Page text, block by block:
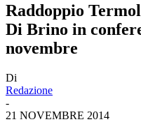
Raddoppio
Di Brino in
novembre
Di
Redazione
-
21 NOVEMBRE 2014